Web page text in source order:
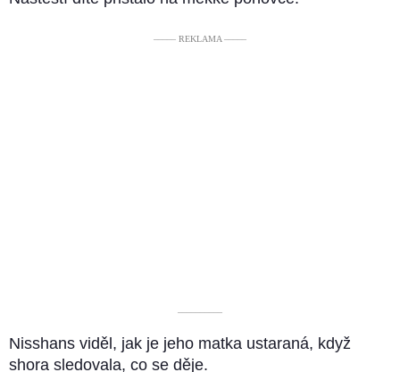
––––– REKLAMA –––––
––––––––––
Nisshans viděl, jak je jeho matka ustaraná, když
shora sledovala, co se děje.